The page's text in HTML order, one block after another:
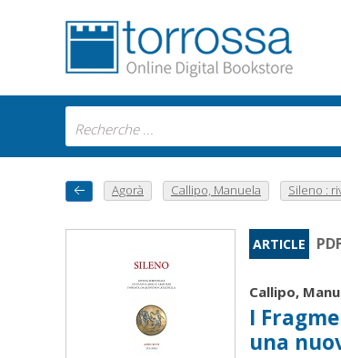
Agorà Callipo, Manuela Sileno :
ARTICLE
Callipo,
I
una